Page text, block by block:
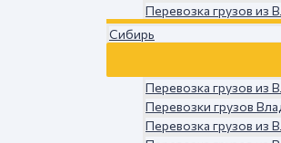
Перевозка грузов из
Сибирь
Перевозка грузов из
Перевозки грузов
Перевозка грузов из